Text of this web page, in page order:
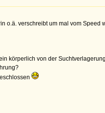
verschreibt um mal vom
körperlich von der